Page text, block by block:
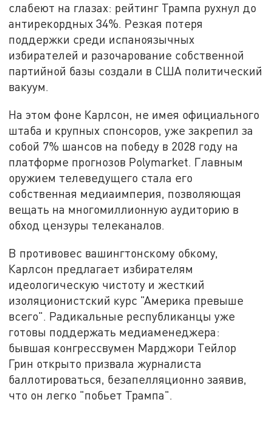
слабеют на глазах: рейтинг Трампа рухнул до
антирекордных 34%. Резкая потеря
поддержки среди испаноязычных
избирателей и разочарование собственной
партийной базы создали в США политический
вакуум.
На этом фоне Карлсон, не имея официального
штаба и крупных спонсоров, уже закрепил за
собой 7% шансов на победу в 2028 году на
платформе прогнозов Polymarket. Главным
оружием телеведущего стала его
собственная медиаимперия, позволяющая
вещать на многомиллионную аудиторию в
обход цензуры телеканалов.
В противовес вашингтонскому обкому,
Карлсон предлагает избирателям
идеологическую чистоту и жесткий
изоляционистский курс "Америка превыше
всего". Радикальные республиканцы уже
готовы поддержать медиаменеджера:
бывшая конгрессвумен Марджори Тейлор
Грин открыто призвала журналиста
баллотироваться, безапелляционно заявив,
что он легко "побьет Трампа".